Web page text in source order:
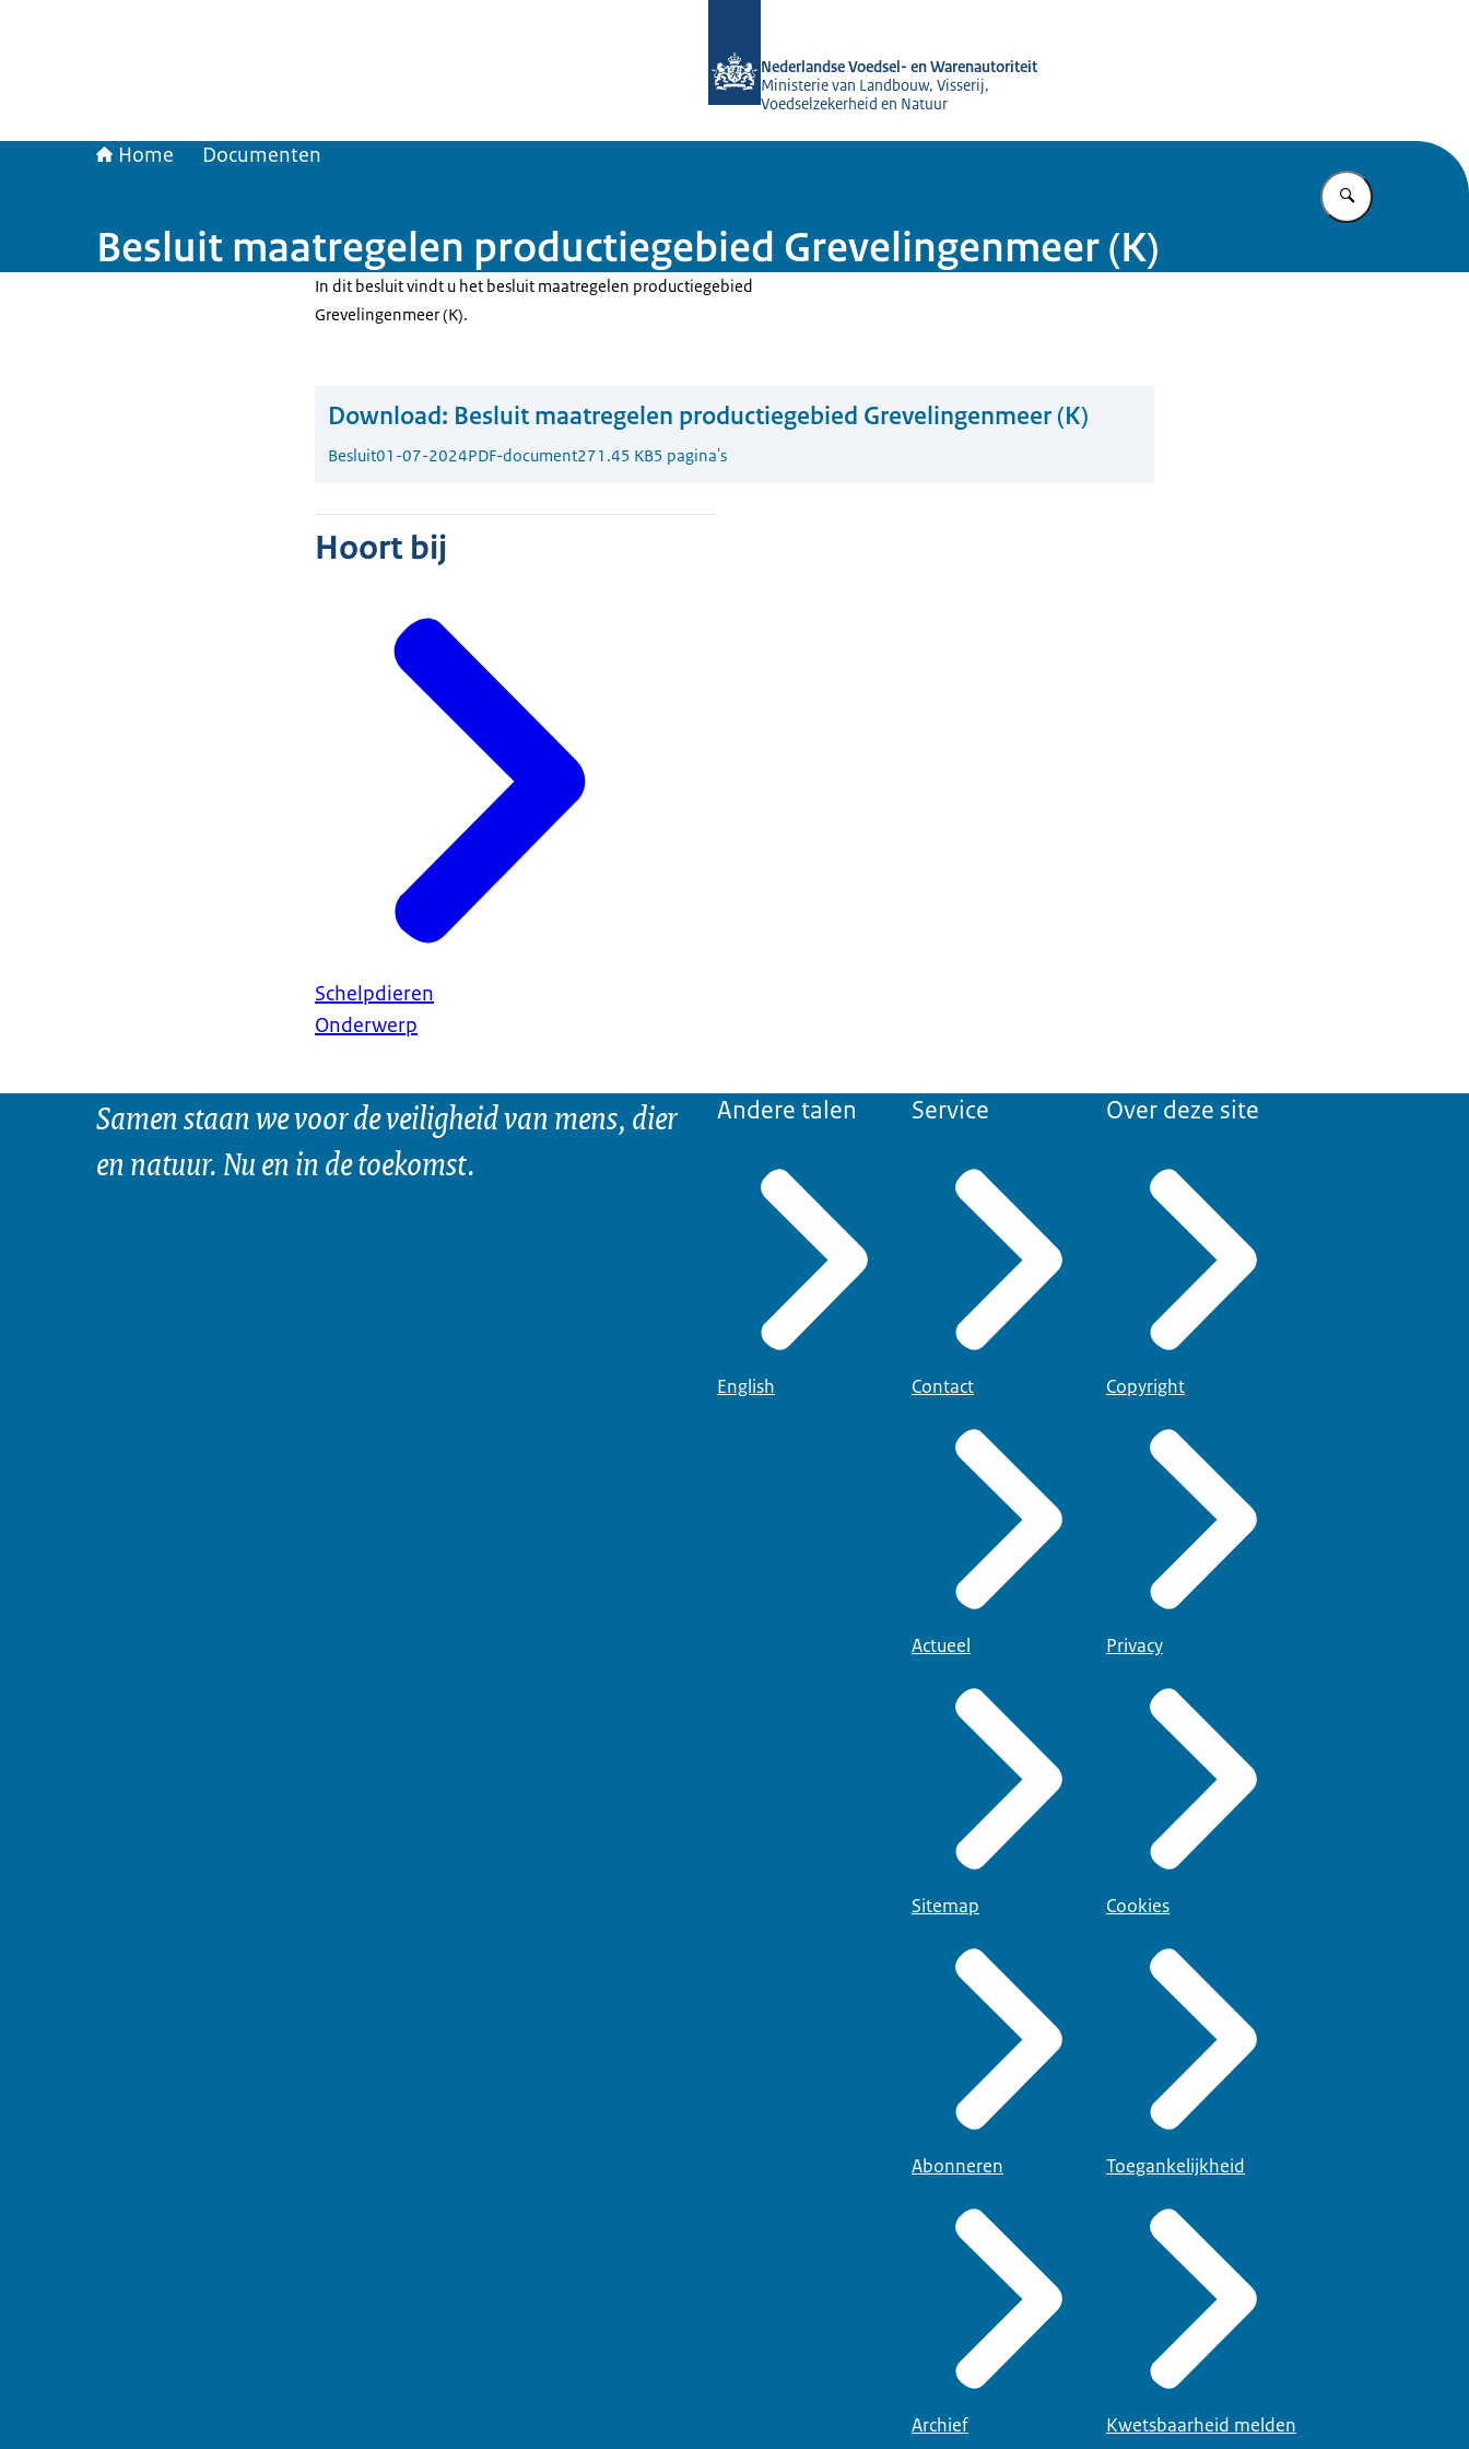
Nederlandse Voedsel- en Warenautoriteit
Ministerie van Landbouw, Visserij,
Voedselzekerheid en Natuur
Home Documenten
Vul in wat u
Besluit maatregelen productiegebied Grevelingenmeer (K)
In dit besluit vindt u het besluit maatregelen productiegebied
Grevelingenmeer (K).
Download: Besluit maatregelen productiegebied Grevelingenmeer (K)
Besluit01-07-2024PDF-document271.45 KB5 pagina's
Hoort bij
Schelpdieren
Onderwerp
Samen staan we voor de veiligheid van mens, dier
en natuur. Nu en in de toekomst.
Andere talen
English
Service
Contact
Actueel
Sitemap
Abonneren
Archief
Over deze site
Copyright
Privacy
Cookies
Toegankelijkheid
Kwetsbaarheid melden